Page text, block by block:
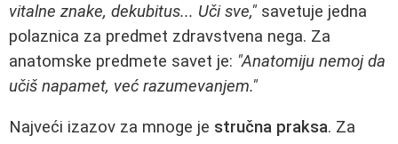
vitalne znake, dekubitus... Uči sve," savetuje jedna
polaznica za predmet zdravstvena nega. Za
anatomske predmete savet je: "Anatomiju nemoj da
učiš napamet, već razumevanjem."
Najveći izazov za mnoge je stručna praksa. Za